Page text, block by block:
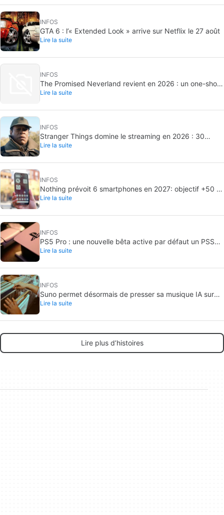
INFOS
GTA 6 : l’« Extended Look » arrive sur Netflix le 27 août
Lire la suite
INFOS
The Promised Neverland revient en 2026 : un one-shot
inédit
Lire la suite
INFOS
Stranger Things domine le streaming en 2026 : 30
milliards de minutes vues
Lire la suite
INFOS
Nothing prévoit 6 smartphones en 2027: objectif +50 %
de livraisons
Lire la suite
INFOS
PS5 Pro : une nouvelle bêta active par défaut un PSSR
amélioré
Lire la suite
INFOS
Suno permet désormais de presser sa musique IA sur
vinyle
Lire la suite
Lire plus d’histoires